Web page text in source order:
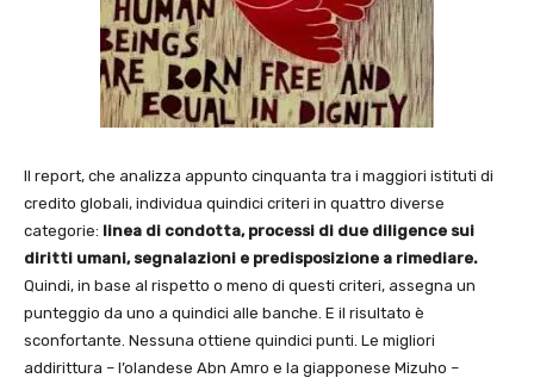
Il report, che analizza appunto cinquanta tra i maggiori istituti di
credito globali, individua quindici criteri in quattro diverse
categorie: linea di condotta, processi di due diligence sui
diritti umani, segnalazioni e predisposizione a rimediare.
Quindi, in base al rispetto o meno di questi criteri, assegna un
punteggio da uno a quindici alle banche. E il risultato è
sconfortante. Nessuna ottiene quindici punti. Le migliori
addirittura – l’olandese Abn Amro e la giapponese Mizuho –